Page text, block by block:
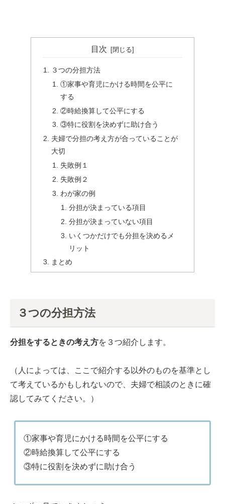
目次
３つの分担方法
①家事や育児にかける時間を公平に
する
②時給換算して公平にする
③特に役割を決めずに助け合う
夫婦で分担の考え方が合っていることが
大切
失敗例１
失敗例２
わが家の例
分担が決まっている項目
分担が決まっていない項目
いくつかだけでも分担を決めるメ
リット
まとめ
３つの分担方法
分担をするときの考え方を３つ紹介します。
（人によっては、ここで紹介する以外のものを基準とし
て考えているかもしれないので、夫婦で相談のときに確
認してみてください。）
①家事や育児にかける時間を公平にする
②時給換算して公平にする
③特に役割を決めずに助け合う